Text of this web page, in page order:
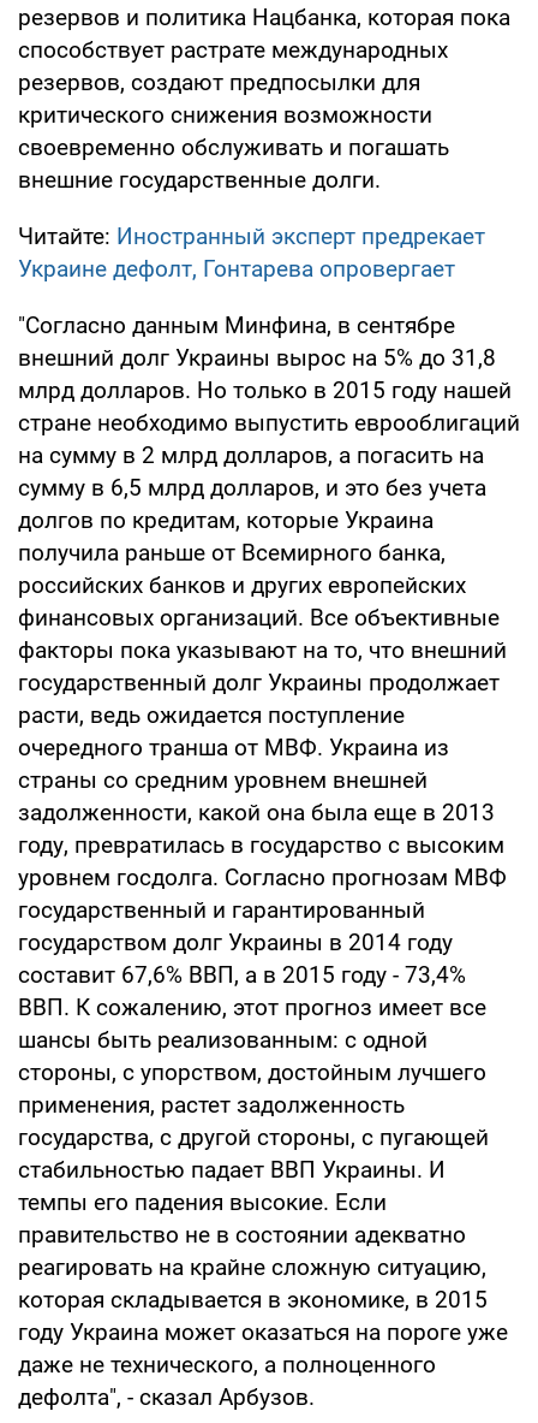
резервов и политика Нацбанка, которая пока
способствует растрате международных
резервов, создают предпосылки для
критического снижения возможности
своевременно обслуживать и погашать
внешние государственные долги.
Читайте: Иностранный эксперт предрекает
Украине дефолт, Гонтарева опровергает
"Согласно данным Минфина, в сентябре
внешний долг Украины вырос на 5% до 31,8
млрд долларов. Но только в 2015 году нашей
стране необходимо выпустить еврооблигаций
на сумму в 2 млрд долларов, а погасить на
сумму в 6,5 млрд долларов, и это без учета
долгов по кредитам, которые Украина
получила раньше от Всемирного банка,
российских банков и других европейских
финансовых организаций. Все объективные
факторы пока указывают на то, что внешний
государственный долг Украины продолжает
расти, ведь ожидается поступление
очередного транша от МВФ. Украина из
страны со средним уровнем внешней
задолженности, какой она была еще в 2013
году, превратилась в государство с высоким
уровнем госдолга. Согласно прогнозам МВФ
государственный и гарантированный
государством долг Украины в 2014 году
составит 67,6% ВВП, а в 2015 году - 73,4%
ВВП. К сожалению, этот прогноз имеет все
шансы быть реализованным: с одной
стороны, с упорством, достойным лучшего
применения, растет задолженность
государства, с другой стороны, с пугающей
стабильностью падает ВВП Украины. И
темпы его падения высокие. Если
правительство не в состоянии адекватно
реагировать на крайне сложную ситуацию,
которая складывается в экономике, в 2015
году Украина может оказаться на пороге уже
даже не технического, а полноценного
дефолта", - сказал Арбузов.